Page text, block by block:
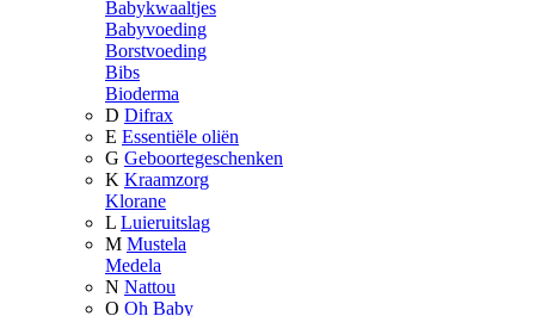
Babykwaaltjes
Babyvoeding
Borstvoeding
Bibs
Bioderma
D Difrax
E Essentiële oliën
G Geboortegeschenken
K Kraamzorg
Klorane
L Luieruitslag
M Mustela
Medela
N Nattou
O Oh Baby